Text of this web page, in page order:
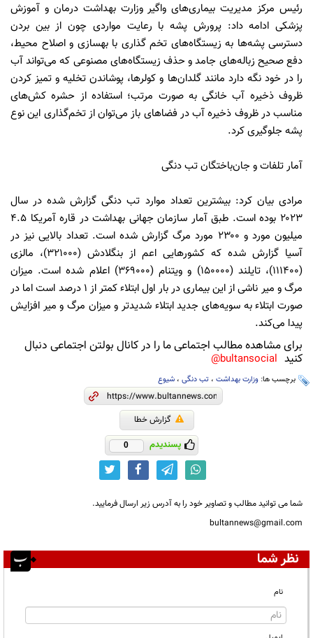
رئیس مرکز مدیریت بیماری‌های واگیر وزارت بهداشت درمان و آموزش
پزشکی ادامه داد: پرورش پشه با رعایت مواردی چون از بین بردن
دسترسی پشه‌ها به زیستگاه‌های تخم گذاری با بهسازی و اصلاح محیط،
دفع صحیح زباله‌های جامد و حذف زیستگاه‌های مصنوعی که می‌تواند آب
را در خود نگه دارد مانند گلدان‌ها و کولرها، پوشاندن تخلیه و تمیز کردن
ظروف ذخیره آب خانگی به صورت مرتب؛ استفاده از حشره کش‌های
مناسب در ظروف ذخیره آب در فضاهای باز می‌توان از تخم‌گذاری این نوع
پشه جلوگیری کرد.
آمار تلفات و جان‌باختگان تب دنگی
مرادی بیان کرد: بیشترین تعداد موارد تب دنگی گزارش شده در سال
۲۰۲۳ بوده است. طبق آمار سازمان جهانی بهداشت در قاره آمریکا ۴.۵
میلیون مورد و ۲۳۰۰ مورد مرگ گزارش شده است. تعداد بالایی نیز در
آسیا گزارش شده که کشورهایی اعم از بنگلادش (۳۲۱۰۰۰)، مالزی
(۱۱۱۴۰۰)، تایلند (۱۵۰۰۰۰) و ویتنام (۳۶۹۰۰۰) اعلام شده است. میزان
مرگ و میر ناشی از این بیماری در بار اول ابتلاء کمتر از ۱ درصد است اما در
صورت ابتلاء به سویه‌های جدید ابتلاء شدیدتر و میزان مرگ و میر افزایش
پیدا می‌کند.
برای مشاهده مطالب اجتماعی ما را در کانال بولتن اجتماعی دنبال
کنید bultansocial@
برچسب ها: وزارت بهداشت ، تب دنگی ، شیوع
گزارش خطا
پسندیدم 0
شما می توانید مطالب و تصاویر خود را به آدرس زیر ارسال فرمایید.
bultannews@gmail.com
نظر شما
نام